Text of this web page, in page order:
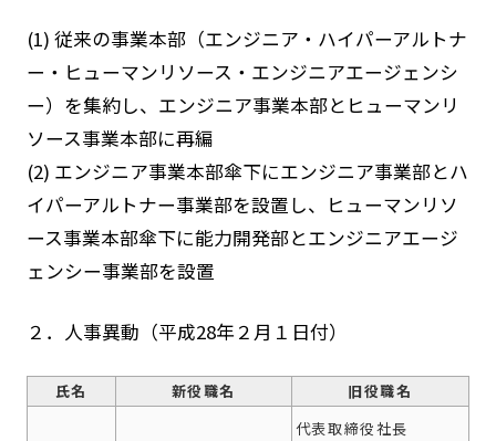
(1) 従来の事業本部（エンジニア・ハイパーアルトナ
ー・ヒューマンリソース・エンジニアエージェンシ
ー）を集約し、エンジニア事業本部とヒューマンリ
ソース事業本部に再編
(2) エンジニア事業本部傘下にエンジニア事業部とハ
イパーアルトナー事業部を設置し、ヒューマンリソ
ース事業本部傘下に能力開発部とエンジニアエージ
ェンシー事業部を設置
２．人事異動（平成28年２月１日付）
氏名 新役職名 旧役職名
代表取締役社長